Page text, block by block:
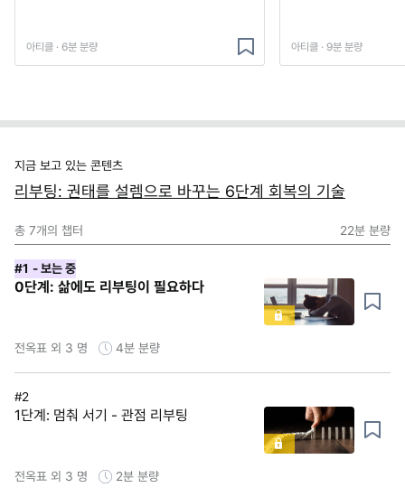
아티클 · 6분 분량 아티클 · 9분 분량
지금 보고 있는 콘텐츠
리부팅: 권태를 설렘으로 바꾸는 6단계 회복의 기술
총 7개의 챕터 22분 분량
#1 - 보는 중
0단계: 삶에도 리부팅이 필요하다
전옥표 외 3 명 4분 분량
#2
1단계: 멈춰 서기 - 관점 리부팅
전옥표 외 3 명 2분 분량